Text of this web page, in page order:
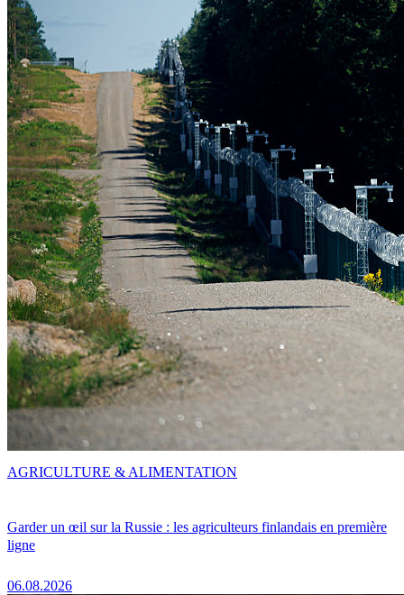
Garder un œil sur la Russie : les agriculteurs finlandais en première
ligne
06.08.2026
AGRICULTURE & ALIMENTATION